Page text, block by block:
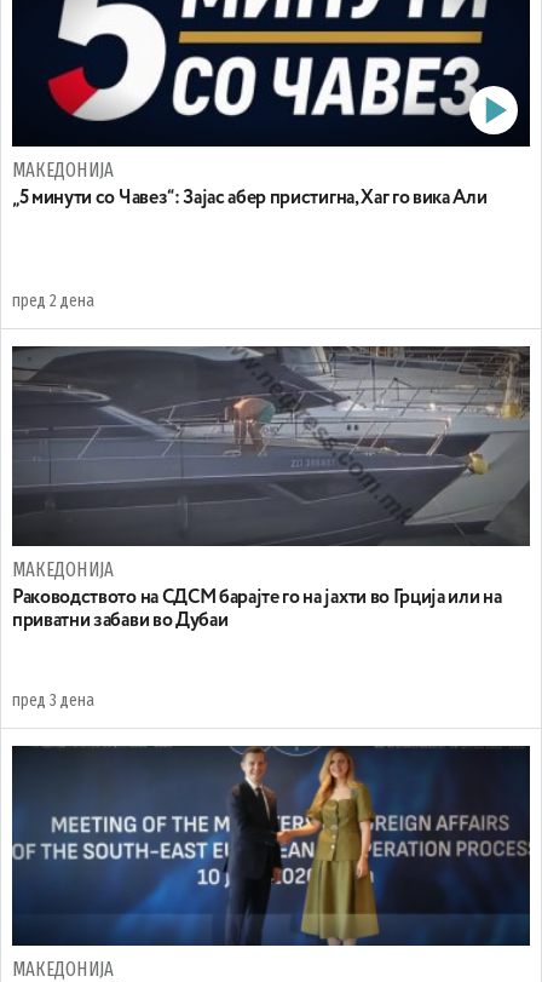
МАКЕДОНИЈА
„5 минути со Чавез“: Зајас абер пристигна, Хаг го вика Али
пред 2 дена
МАКЕДОНИЈА
Раководството на СДСМ барајте го на јахти во Грција или на
приватни забави во Дубаи
пред 3 дена
МАКЕДОНИЈА